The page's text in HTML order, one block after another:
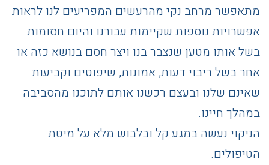
מתאפשר מרחב נקי מהרעשים המפריעים לנו לראות
אפשרויות נוספות שקיימות עבורנו והיום חסומות
בשל אותו מטען שנצבר בנו ויצר חסם בנושא כזה או
אחר בשל ריבוי דעות, אמונות, שיפוטים וקביעות
שאינם שלנו ובעצם רכשנו אותם לתוכנו מהסביבה
במהלך חיינו.
הניקוי נעשה במגע קל ובלבוש מלא על מיטת
הטיפולים.